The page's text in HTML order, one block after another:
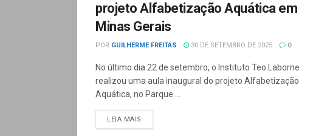
projeto Alfabetização Aquática em
Minas Gerais
POR GUILHERME FREITAS 30 DE SETEMBRO DE 2025 0
No último dia 22 de setembro, o Instituto Teo Laborne
realizou uma aula inaugural do projeto Alfabetização
Aquática, no Parque ...
LEIA MAIS